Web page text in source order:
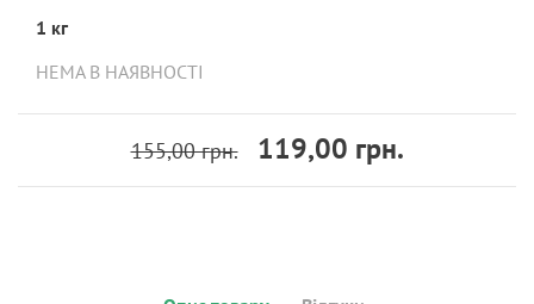
1 кг
НЕМА В НАЯВНОСТІ
155,00 грн. 119,00 грн.